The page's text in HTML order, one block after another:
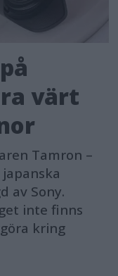
värt
Tamron –
av Sony.
inte finns
kring